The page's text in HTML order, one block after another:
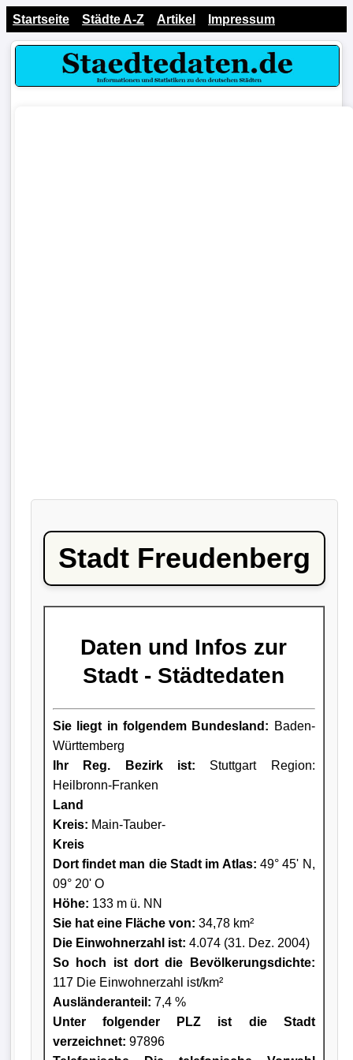
Startseite Städte A-Z Artikel Impressum
Stadt Freudenberg
Daten und Infos zur
Stadt - Städtedaten
Sie liegt in folgendem Bundesland: Baden-
Württemberg
Ihr Reg. Bezirk ist: Stuttgart Region:
Heilbronn-Franken
Land
Kreis: Main-Tauber-
Kreis
Dort findet man die Stadt im Atlas: 49° 45' N,
09° 20' O
Höhe: 133 m ü. NN
Sie hat eine Fläche von: 34,78 km²
Die Einwohnerzahl ist: 4.074 (31. Dez. 2004)
So hoch ist dort die Bevölkerungsdichte:
117 Die Einwohnerzahl ist/km²
Ausländeranteil: 7,4 %
Unter folgender PLZ ist die Stadt
verzeichnet: 97896